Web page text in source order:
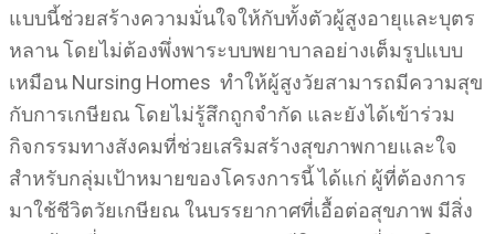
แบบนี้ช่วยสร้างความมั่นใจให้กับทั้งตัวผู้สูงอายุและบุตร
หลาน โดยไม่ต้องพึ่งพาระบบพยาบาลอย่างเต็มรูปแบบ
เหมือน Nursing Homes ทำให้ผู้สูงวัยสามารถมีความสุข
กับการเกษียณ โดยไม่รู้สึกถูกจำกัด และยังได้เข้าร่วม
กิจกรรมทางสังคมที่ช่วยเสริมสร้างสุขภาพกายและใจ
สำหรับกลุ่มเป้าหมายของโครงการนี้ ได้แก่ ผู้ที่ต้องการ
มาใช้ชีวิตวัยเกษียณ ในบรรยากาศที่เอื้อต่อสุขภาพ มีสิ่ง